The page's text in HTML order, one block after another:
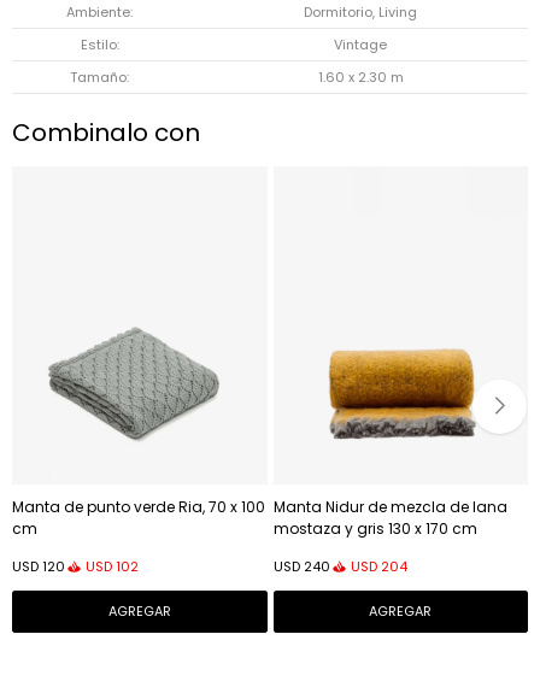
Ambiente
Dormitorio, Living
Estilo
Vintage
Tamaño
1.60 x 2.30 m
Combinalo con
Manta de punto verde Ria, 70 x 100
cm
USD120 USD102
Manta Nidur de mezcla de lana
mostaza y gris 130 x 170 cm
USD 240 USD 204